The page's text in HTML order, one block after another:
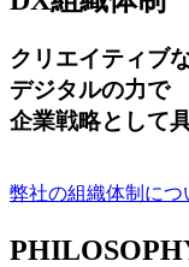
クリエイティブ
デジタルの力で
企業戦略として
弊社の組織体制につ